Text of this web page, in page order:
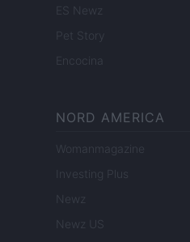
ES Newz
Pet Story
Encocina
NORD AMERICA
Womanmagazine
Investing Plus
Newz
Newz US